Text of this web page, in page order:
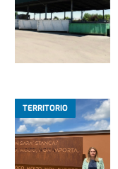
TERRITORIO